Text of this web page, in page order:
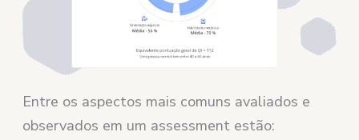
Entre os aspectos mais comuns avaliados e
observados em um assessment estão: